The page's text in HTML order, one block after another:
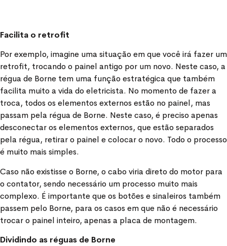
Facilita o retrofit
Por exemplo, imagine uma situação em que você irá fazer um
retrofit, trocando o painel antigo por um novo. Neste caso, a
régua de Borne tem uma função estratégica que também
facilita muito a vida do eletricista. No momento de fazer a
troca, todos os elementos externos estão no painel, mas
passam pela régua de Borne. Neste caso, é preciso apenas
desconectar os elementos externos, que estão separados
pela régua, retirar o painel e colocar o novo. Todo o processo
é muito mais simples.
Caso não existisse o Borne, o cabo viria direto do motor para
o contator, sendo necessário um processo muito mais
complexo. É importante que os botões e sinaleiros também
passem pelo Borne, para os casos em que não é necessário
trocar o painel inteiro, apenas a placa de montagem.
Dividindo as réguas de Borne